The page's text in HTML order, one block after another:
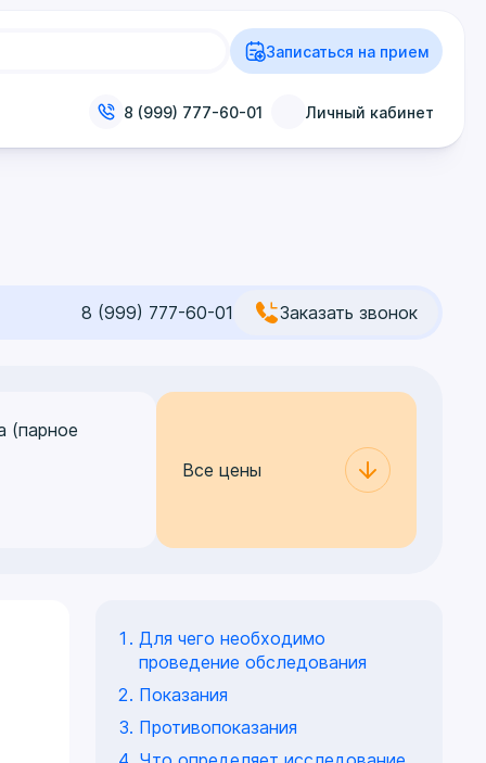
Записаться на прием
8 (999) 777-60-01 Личный кабинет
8 (999) 777-60-01 Заказать звонок
(парное
Все цены
Для чего необходимо
проведение обследования
Показания
Противопоказания